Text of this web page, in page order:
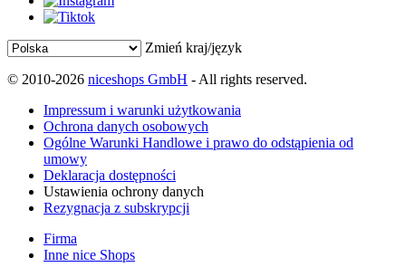
Zmień kraj/język
© 2010-2026 niceshops GmbH - All rights reserved.
Impressum i warunki użytkowania
Ochrona danych osobowych
Ogólne Warunki Handlowe i prawo do odstąpienia od
umowy
Deklaracja dostępności
Ustawienia ochrony danych
Rezygnacja z subskrypcji
Firma
Inne nice Shops